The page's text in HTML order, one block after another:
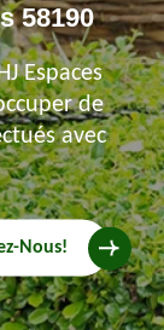
58190
Espaces
de
avec
Nous!